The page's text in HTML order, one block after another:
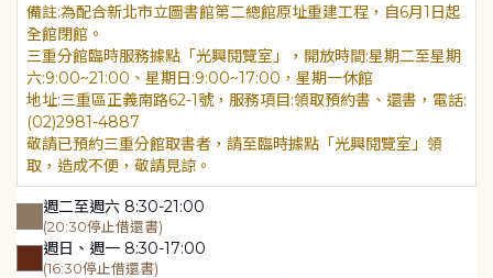
為配合新北市立圖書館第二總館原址重建工程，自6月1日起
全館閉館。
三重分館臨時服務據點「光興閱覽室」，開放時間:星期二至星期
六:9:00~21:00、星期日:9:00~17:00，星期一休館
地址:三重區正義南路62-1號，服務項目:領取預約書、還書，電話:
(02)2981-4887
敬請已預約三重分館取書者，請至臨時據點「光興閱覽室」領
取，造成不便，敬請見諒。
週二至週六 8:30-21:00
(20:30停止借還書)
週日、週一 8:30-17:00
(16:30停止借還書)